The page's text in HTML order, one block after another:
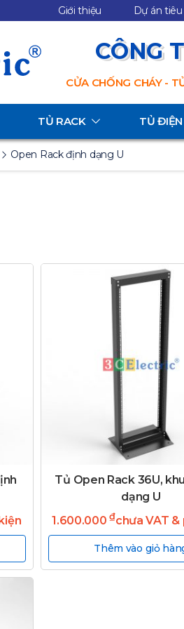
Giới thiệu Dự án
CÔNG
CỬA CHỐNG CHÁY -
TỦ RACK TỦ
Open Rack định dạng U
Tủ Open Rack 36U,
dạng U
1.600.000₫chưa VAT &
Thêm vào giỏ